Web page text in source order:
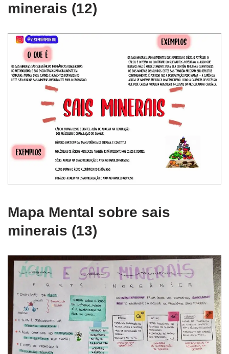
minerais (12)
Mapa Mental sobre sais
minerais (13)